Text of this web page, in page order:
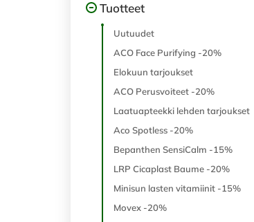
Tuotteet
Uutuudet
ACO Face Purifying -20%
Elokuun tarjoukset
ACO Perusvoiteet -20%
Laatuapteekki lehden tarjoukset
Aco Spotless -20%
Bepanthen SensiCalm -15%
LRP Cicaplast Baume -20%
Minisun lasten vitamiinit -15%
Movex -20%